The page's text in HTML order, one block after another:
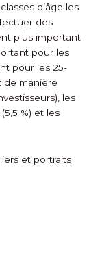
d’âge les
des
plus important
pour les
pour les 25-
de manière
les
%) et les
et portraits